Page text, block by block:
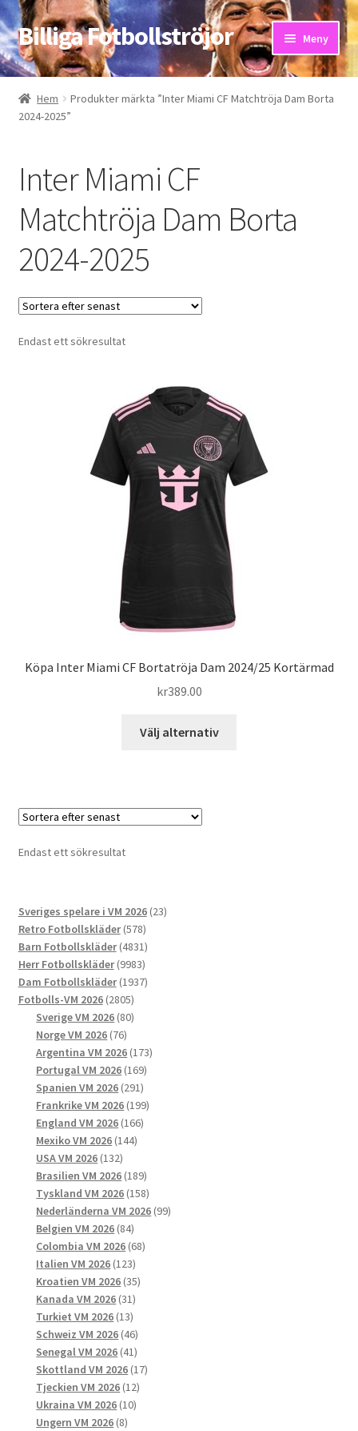
Hoppa
till
navigering
Hoppa
till
innehåll
Billiga Fotbollströjor Meny
Hem
Bloggar
Kontakta oss
Hem
Produkter märkta ”Inter Miami CF Matchtröja Dam Borta
2024-2025”
Inter Miami CF
Matchtröja Dam Borta
2024-2025
Endast ett sökresultat
Köpa Inter Miami CF Bortatröja Dam 2024/25 Kortärmad
kr389.00
Välj alternativ
Endast ett sökresultat
Sveriges spelare i VM 2026 2323
Retro Fotbollskläder 578578
produkter
Barn Fotbollskläder 48314831
produkter
Herr Fotbollskläder 99839983
produkter
Dam Fotbollskläder 19371937
Fotbolls-VM 2026 28052805
produkter
Sverige VM 2026 8080
Norge VM 2026 7676
produkter
Argentina VM 2026 173173
Portugal VM 2026 169169
Spanien VM 2026 291291
produkter
Frankrike VM 2026 199199
England VM 2026 166166
Mexiko VM 2026 144144
USA VM 2026 132132
produkter
Brasilien VM 2026 189189
produkter
Tyskland VM 2026 158158
produkter
Nederländerna VM 2026 9999
Belgien VM 2026 8484
produkter
Colombia VM 2026 6868
Italien VM 2026 123123
produkter
Kroatien VM 2026 3535
Kanada VM 2026 3131
produkter
Turkiet VM 2026 1313
produkter
Schweiz VM 2026 4646
produkter
Senegal VM 2026 4141
produkter
Skottland VM 2026 1717
Tjeckien VM 2026 1212
Ukraina VM 2026 1010
Ungern VM 2026 88